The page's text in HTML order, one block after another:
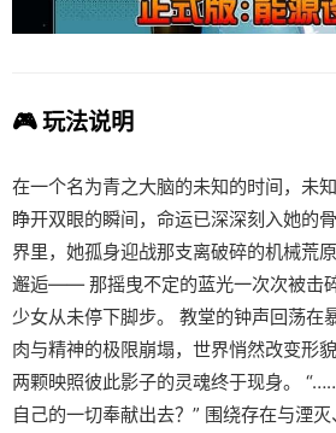
🎮 玩法说明
在一个名为青之大脑的未知的时间，
睁开双眼的瞬间，命运已深深刻入她的
界里，她孤身迎战那支离破碎的机械荒
邂逅—— 那摇曳不定的蓝光一次次被击
少女从未停下脚步。 教堂的钟声回荡在
肉与精神的极限崩塌，世界悄然改变
两颗映照彼此影子的灵魂终于现身。
自己的一切奉献出去？” 围绕存在与湮